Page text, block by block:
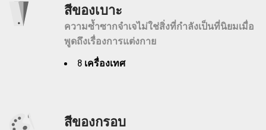
สีของเบาะ
ความซ้ำซากจำเจไม่ใช่สิ่งที่กำลังเป็นที่นิยมเมื่อ
พูดถึงเรื่องการแต่งกาย
8 เครื่องเทศ
สีของกรอบ